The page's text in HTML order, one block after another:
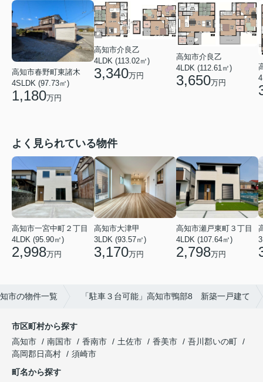
高知市春野町東諸木
4SLDK (97.73㎡)
1,180万円
高知市介良乙
4LDK (113.02㎡)
3,340万円
高知市介良乙
4LDK (112.61㎡)
3,650万円
よく見られている物件
高知市一宮中町２丁目
4LDK (95.90㎡)
2,998万円
高知市大津甲
3LDK (93.57㎡)
3,170万円
高知市瀬戸東町３丁目
4LDK (107.64㎡)
2,798万円
市の物件一覧 「駐車３台可能」高知市鴨部8 新築一戸建て
市区町村から探す
高知市
南国市 香南市 土佐市 香美市
吾川郡いの町
高岡郡日高村
須崎市
町名から探す